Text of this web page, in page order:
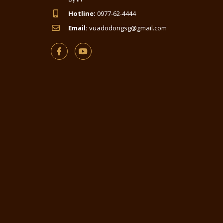
Hotline: 0977-62-4444
Email: vuadodongsg@gmail.com